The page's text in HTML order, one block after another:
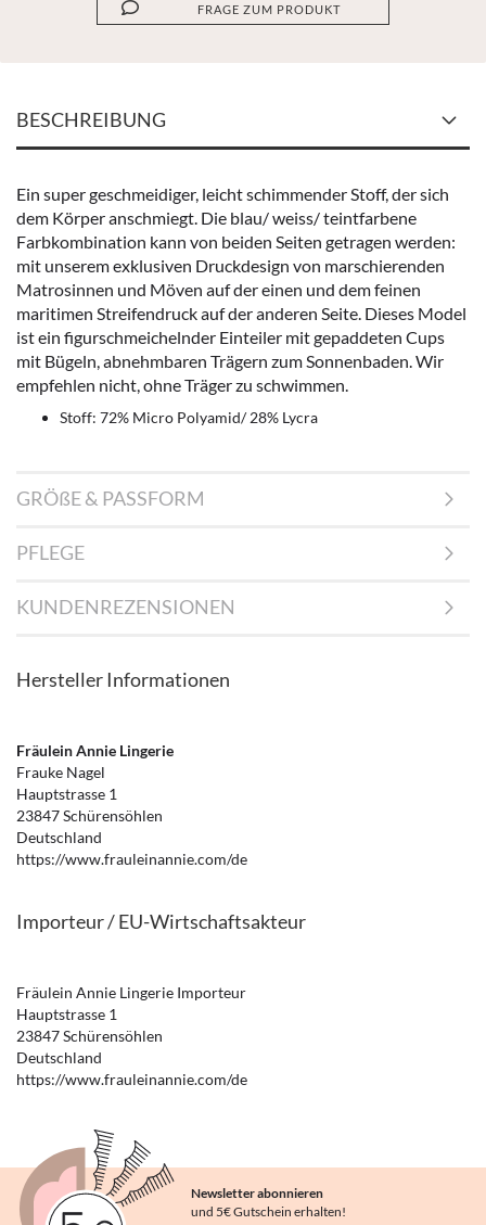
FRAGE ZUM PRODUKT
BESCHREIBUNG
Ein super geschmeidiger, leicht schimmender Stoff, der sich
dem Körper anschmiegt. Die blau/ weiss/ teintfarbene
Farbkombination kann von beiden Seiten getragen werden:
mit unserem exklusiven Druckdesign von marschierenden
Matrosinnen und Möven auf der einen und dem feinen
maritimen Streifendruck auf der anderen Seite. Dieses Model
ist ein figurschmeichelnder Einteiler mit gepaddeten Cups
mit Bügeln, abnehmbaren Trägern zum Sonnenbaden. Wir
empfehlen nicht, ohne Träger zu schwimmen.
Stoff: 72% Micro Polyamid/ 28% Lycra
GRÖßE & PASSFORM
PFLEGE
KUNDENREZENSIONEN
Hersteller Informationen
Fräulein Annie Lingerie
Frauke Nagel
Hauptstrasse 1
23847 Schürensöhlen
Deutschland
https://www.frauleinannie.com/de
Importeur / EU-Wirtschaftsakteur
Fräulein Annie Lingerie Importeur
Hauptstrasse 1
23847 Schürensöhlen
Deutschland
https://www.frauleinannie.com/de
Newsletter abonnieren
und 5€ Gutschein erhalten!